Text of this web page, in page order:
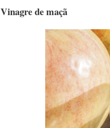
Vinagre de maçã